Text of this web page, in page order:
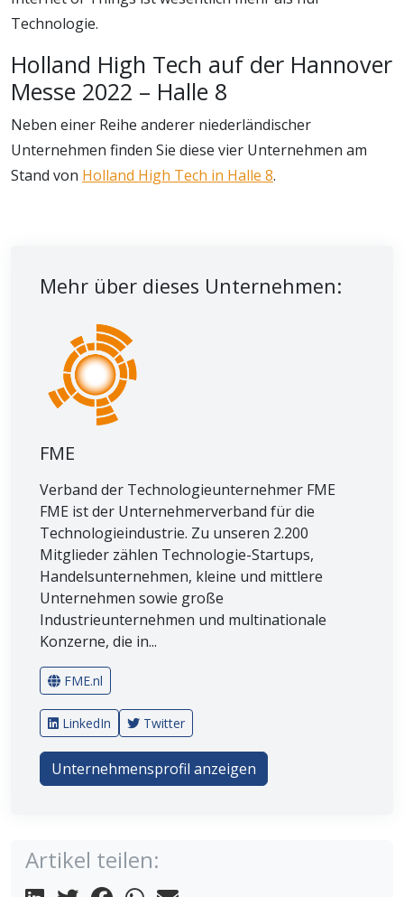
Technologie.
Holland High Tech auf der Hannover
Messe 2022 – Halle 8
Neben einer Reihe anderer niederländischer
Unternehmen finden Sie diese vier Unternehmen am
Stand von Holland High Tech in Halle 8.
Mehr über dieses Unternehmen:
FME
Verband der Technologieunternehmer FME
FME ist der Unternehmerverband für die
Technologieindustrie. Zu unseren 2.200
Mitglieder zählen Technologie-Startups,
Handelsunternehmen, kleine und mittlere
Unternehmen sowie große
Industrieunternehmen und multinationale
Konzerne, die in...
FME.nl
LinkedIn Twitter
Unternehmensprofil anzeigen
Artikel teilen: